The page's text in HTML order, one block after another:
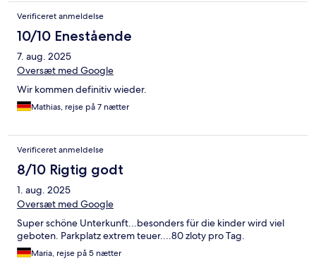
Verificeret anmeldelse
10/10 Enestående
7. aug. 2025
Oversæt med Google
Wir kommen definitiv wieder.
Mathias, rejse på 7 nætter
Verificeret anmeldelse
8/10 Rigtig godt
1. aug. 2025
Oversæt med Google
Super schöne Unterkunft...besonders für die kinder wird viel
geboten. Parkplatz extrem teuer....80 zloty pro Tag.
Maria, rejse på 5 nætter